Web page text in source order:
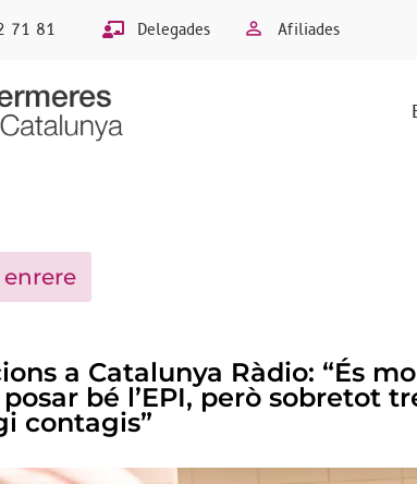
71 81 Delegades Afiliades
enrere
a Catalunya Ràdio: “És
bé l’EPI, però sobretot
contagis”